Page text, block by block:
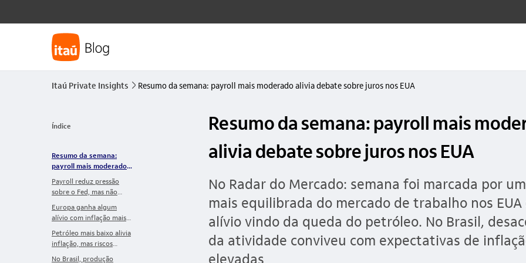
Itaú Private Insights seta_direita Resumo da semana: payroll mais moderado alivia debate sobre juros nos EUA
Índice
Resumo da semana:
payroll mais moderado
nos EUA
Payroll reduz pressão
sobre o Fed, mas não
Europa ganha algum
alívio com inflação mais
Petróleo mais baixo alivia
inflação, mas riscos
No Brasil, produção
Resumo da semana: payroll mais
alivia debate sobre juros nos EUA
No Radar do Mercado: semana foi marcada por
mais equilibrada do mercado de trabalho nos EUA
alívio vindo da queda do petróleo. No Brasil,
da atividade conviveu com expectativas de
elevadas